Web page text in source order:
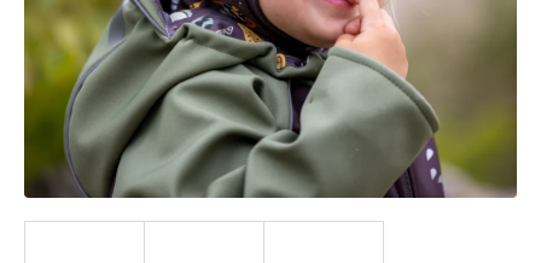
a
j
í
t